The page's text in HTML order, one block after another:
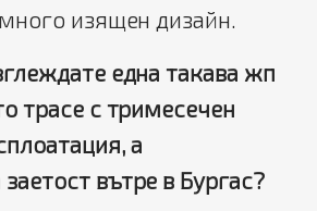
изящен дизайн.
една такава жп
трасе с тримесечен
а
вътре в Бургас?